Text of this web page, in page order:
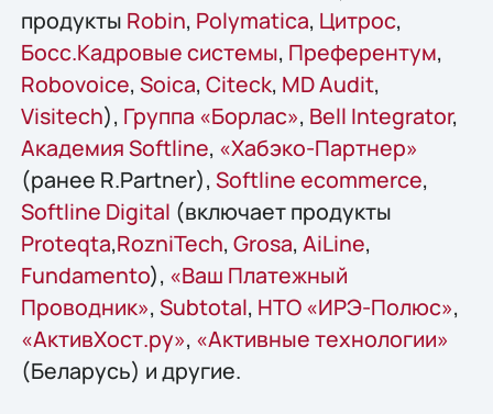
продукты Robin, Polymatica, Цитрос,
Босс.Кадровые системы, Преферентум,
Robovoice, Soica, Citeck, MD Audit,
Visitech), Группа «Борлас», Bell Integrator,
Академия Softline, «Хабэко-Партнер»
(ранее R.Partner), Softline ecommerce,
Softline Digital (включает продукты
Proteqta,RozniTech, Grosa, AiLine,
Fundamento), «Ваш Платежный
Проводник», Subtotal, НТО «ИРЭ-Полюс»,
«АктивХост.ру», «Активные технологии»
(Беларусь) и другие.